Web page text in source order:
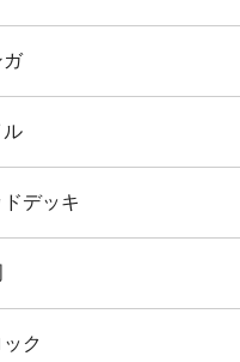
ガ
ル
ドデッキ
ク